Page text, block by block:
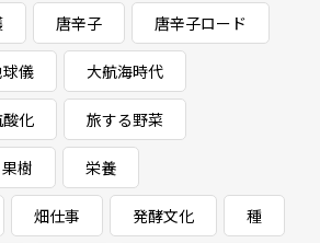
唐辛子 唐辛子ロード
儀 大航海時代
酸化 旅する野菜
果樹 栄養
畑仕事 発酵文化 種